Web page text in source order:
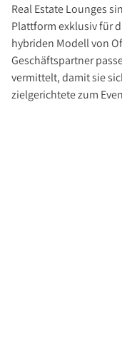
Suchauftrag Wohnen
Services
Bauträger /
Hausverwaltung
Nachlassservice
Real Estate Lounges
Plattform exklusiv für
hybriden Modell von
Geschäftspartner
vermittelt, damit sie
zielgerichtete zum